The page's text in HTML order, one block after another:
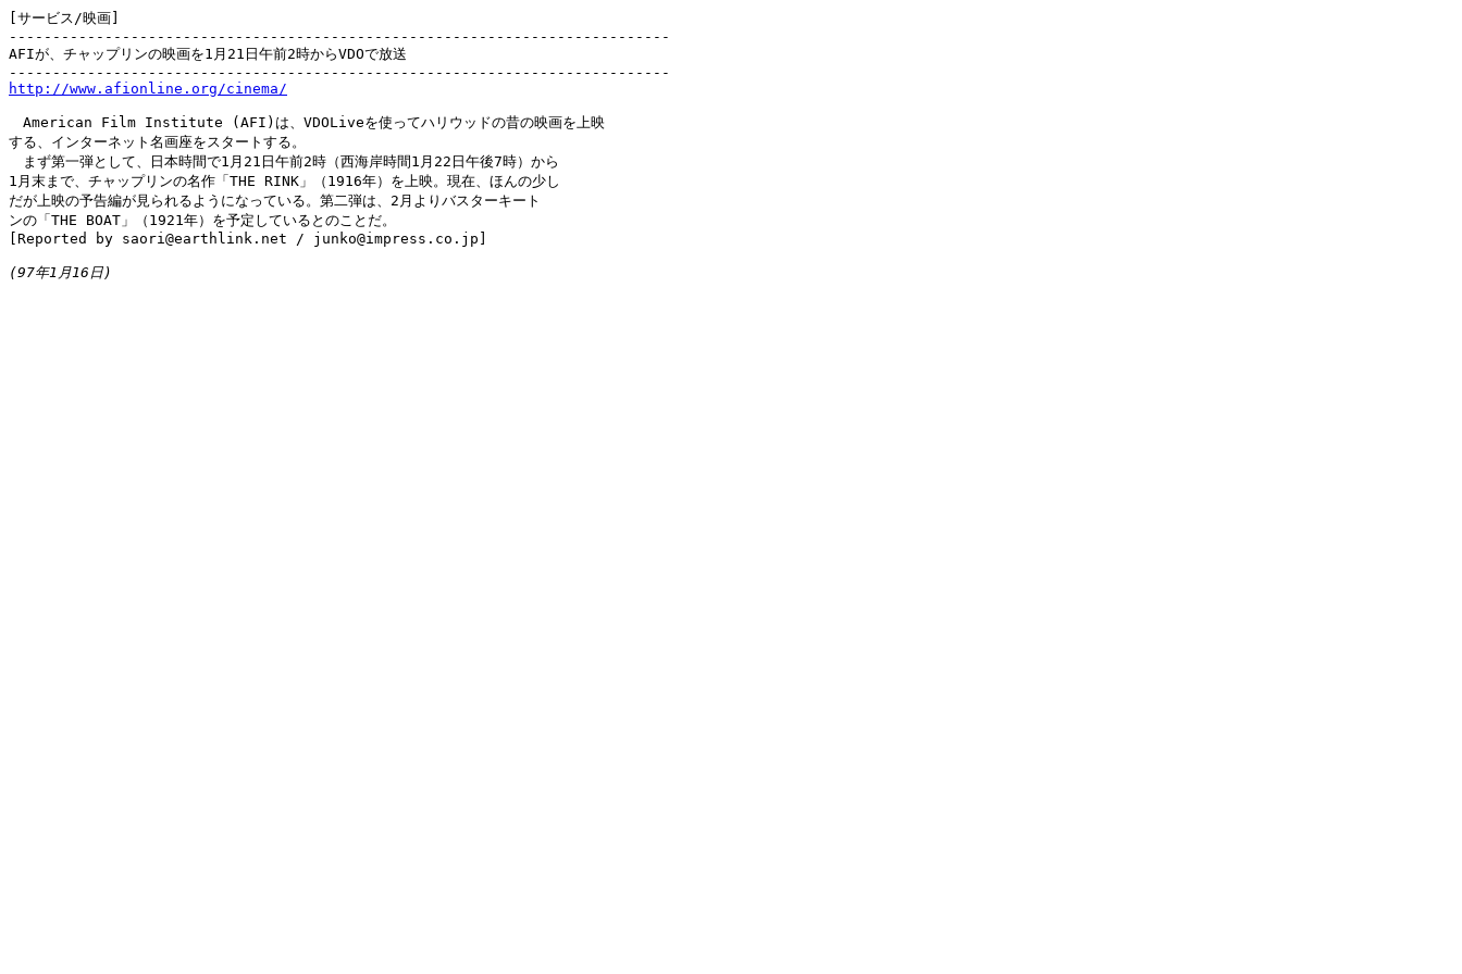
[サービス/映画]
----------------------------------------------------------------------------
AFIが、チャップリンの映画を1月21日午前2時からVDOで放送
http://www.afionline.org/cinema/
American Film Institute (AFI)は、VDOLiveを使ってハリウッドの昔の映画を上映
する、インターネット名画座をスタートする。
まず第一弾として、日本時間で1月21日午前2時（西海岸時間1月22日午後7時）から
1月末まで、チャップリンの名作「THE RINK」（1916年）を上映。現在、ほんの少し
だが上映の予告編が見られるようになっている。第二弾は、2月よりバスターキート
ンの「THE BOAT」（1921年）を予定しているとのことだ。
[Reported by saori@earthlink.net / junko@impress.co.jp]
(97年1月16日)